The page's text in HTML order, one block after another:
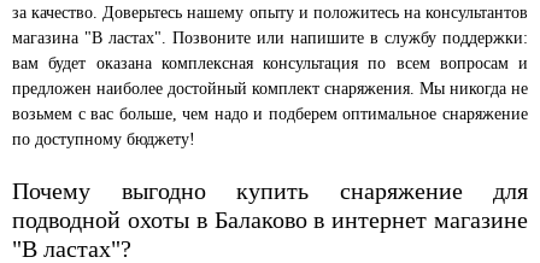
за качество. Доверьтесь нашему опыту и положитесь на консультантов
магазина "В ластах". Позвоните или напишите в службу поддержки:
вам будет оказана комплексная консультация по всем вопросам и
предложен наиболее достойный комплект снаряжения. Мы никогда не
возьмем с вас больше, чем надо и подберем оптимальное снаряжение
по доступному бюджету!
Почему выгодно купить снаряжение для
подводной охоты в Балаково в интернет магазине
"В ластах"?